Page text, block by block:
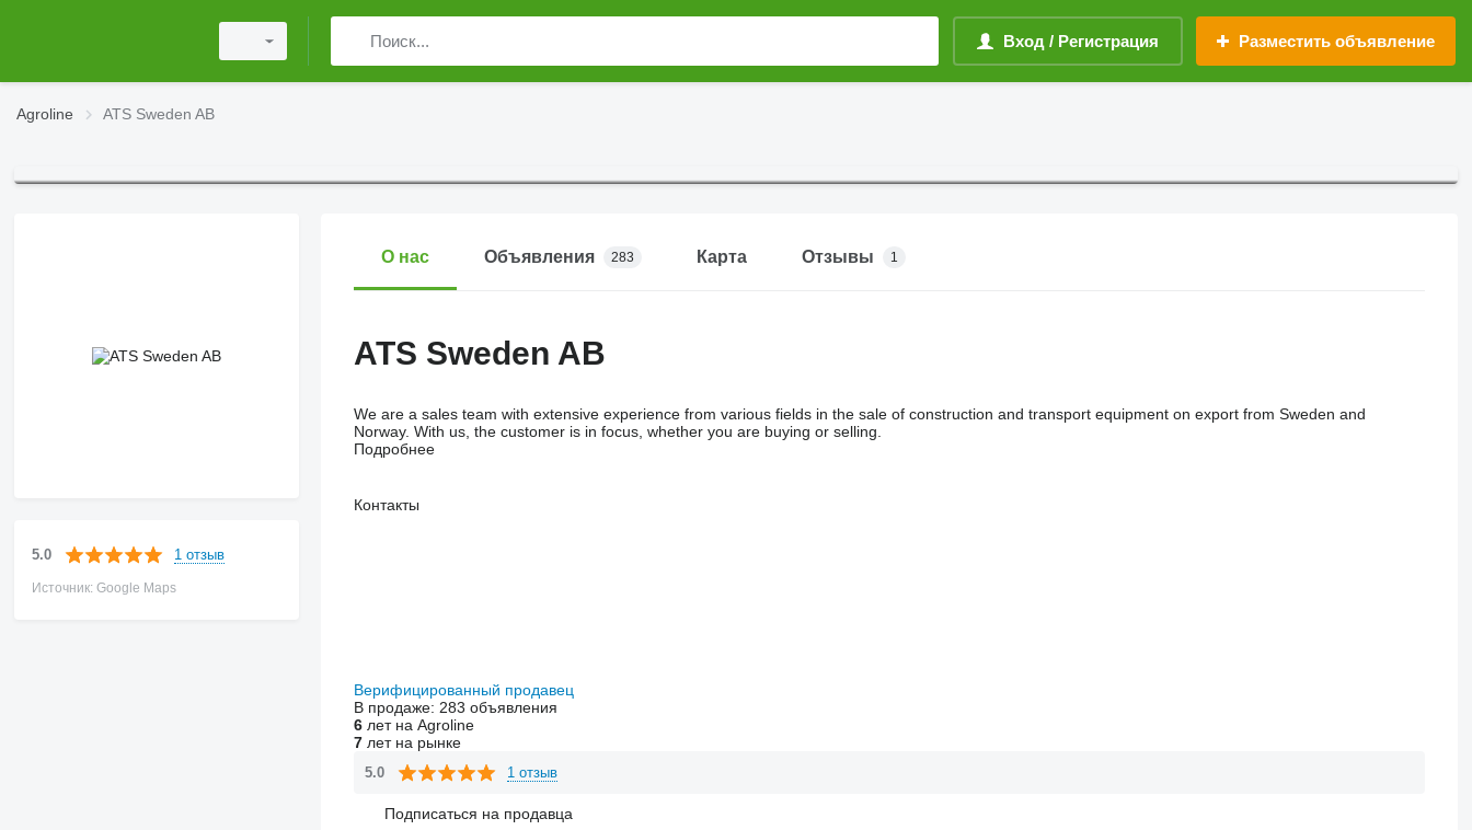
Вход / Регистрация Разместить объявление
Agroline ATS Sweden AB
5.0 1 отзыв
Источник: Google Maps
О нас Объявления 283 Карта Отзывы 1
ATS Sweden AB
We are a sales team with extensive experience from various fields in the sale of construction and transport equipment on export from Sweden and
Norway. With us, the customer is in focus, whether you are buying or selling.
Подробнее
Контакты
Верифицированный продавец
В продаже: 283 объявления
6лет на Agroline
7лет на рынке
5.0 1 отзыв
Подписаться на продавца